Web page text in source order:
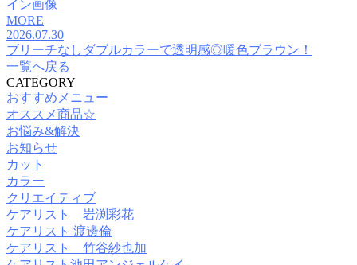
MORE
2026.07.30
ブリーチなしダブルカラーで透明感◎暖色ブラウン！
一覧へ戻る
CATEGORY
おすすめメニュー
オススメ商品☆
お悩み&解決
お知らせ
カット
カラー
クリエイティブ
ケアリスト 岩渕彩花
ケアリスト 渡邊倫
ケアリスト 竹谷紗也加